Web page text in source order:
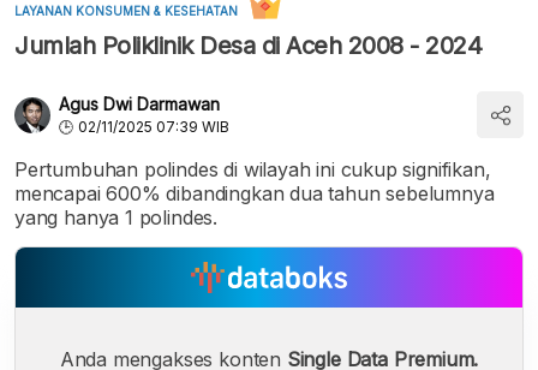
LAYANAN KONSUMEN & KESEHATAN
Jumlah Poliklinik Desa di Aceh 2008 - 2024
Agus Dwi Darmawan
02/11/2025 07:39 WIB
Pertumbuhan polindes di wilayah ini cukup signifikan,
mencapai 600% dibandingkan dua tahun sebelumnya
yang hanya 1 polindes.
Anda mengakses konten Single Data Premium.